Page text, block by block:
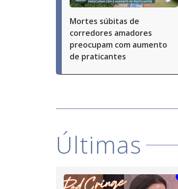
Mortes súbitas de
corredores amadores
preocupam com aumento
de praticantes
Últimas